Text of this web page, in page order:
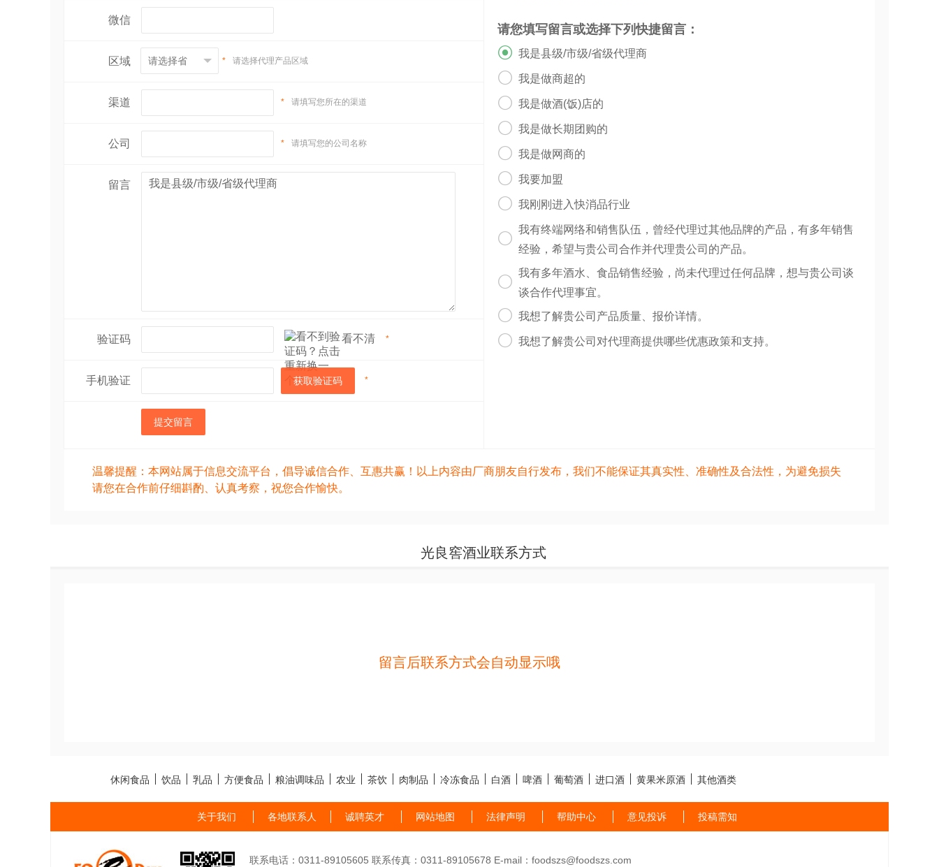
微信
区域 * 请选择代理产品区域
渠道 * 请填写您所在的渠道
公司 * 请填写您的公司名称
留言
验证码 看不清 *
手机验证 获取验证码 *
提交留言
请您填写留言或选择下列快捷留言：
 我是县级/市级/省级代理商
 我是做商超的
 我是做酒(饭)店的
 我是做长期团购的
 我是做网商的
 我要加盟
 我刚刚进入快消品行业

我有终端网络和销售队伍，曾经代理过其他品牌的产品，有多年销售
经验，希望与贵公司合作并代理贵公司的产品。

我有多年酒水、食品销售经验，尚未代理过任何品牌，想与贵公司谈
谈合作代理事宜。
 我想了解贵公司产品质量、报价详情。
 我想了解贵公司对代理商提供哪些优惠政策和支持。
温馨提醒：本网站属于信息交流平台，倡导诚信合作、互惠共赢！以上内容由厂商朋友自行发布，我们不能保证其真实性、准确性及合法性，为避免损失
请您在合作前仔细斟酌、认真考察，祝您合作愉快。
光良窖酒业联系方式
留言后联系方式会自动显示哦
休闲食品 饮品 乳品 方便食品 粮油调味品 农业 茶饮 肉制品 冷冻食品 白酒 啤酒 葡萄酒 进口酒 黄果米原酒 其他酒类
关于我们 各地联系人 诚聘英才 网站地图 法律声明 帮助中心 意见投诉 投稿需知
联系电话：0311-89105605 联系传真：0311-89105678 E-mail：foodszs@foodszs.com